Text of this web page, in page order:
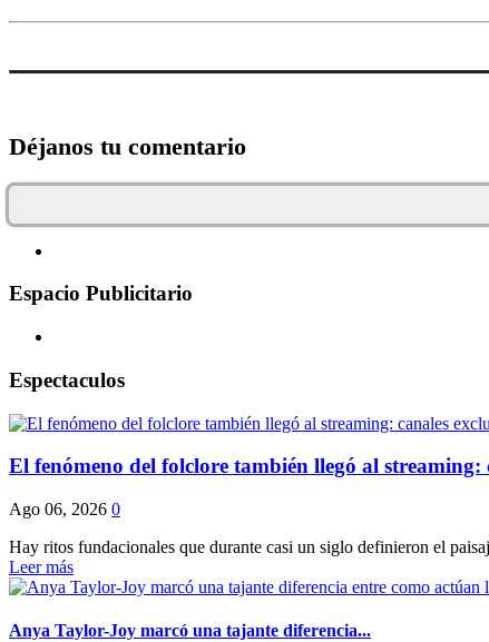
Déjanos tu comentario
Espacio Publicitario
Espectaculos
El fenómeno del folclore también llegó al streaming:
Ago 06, 2026 0
Hay ritos fundacionales que durante casi un siglo definieron el
Leer más
Anya Taylor-Joy marcó una tajante diferencia...